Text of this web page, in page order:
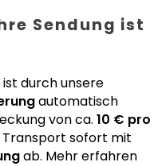
Sendung ist
durch unsere
automatisch
von ca. 10 € pro
Transport sofort mit
ab. Mehr erfahren